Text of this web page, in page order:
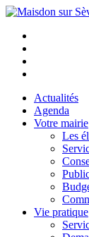
Actualités
Agenda
Votre mairie
Les
Vie pratique